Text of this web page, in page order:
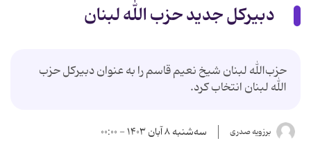
دبیرکل جدید حزب الله لبنان
حزب‌الله لبنان شیخ نعیم قاسم را به عنوان دبیرکل حزب
الله لبنان انتخاب کرد.
برزویه صدری سه‌شنبه ۸ آبان ۱۴۰۳ - ۰۰:۰۰